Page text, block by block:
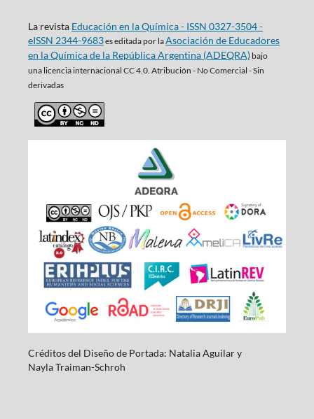
La revista Educación en la Química - ISSN 0327-3504 -
eISSN 2344-9683es editada por laAsociación de Educadores
en la Química de la República Argentina (ADEQRA)bajo
una licencia internacional CC 4.0. Atribución - No Comercial - Sin
derivadas
Créditos del Diseño de Portada: Natalia Aguilar y
NaylaTraiman-Schroh